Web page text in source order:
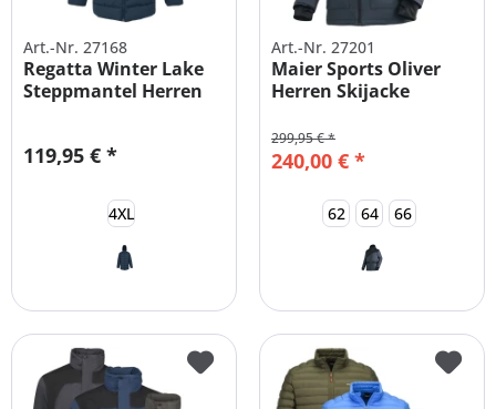
Art.-Nr. 27168
Regatta Winter Lake
Steppmantel Herren
119,95 € *
4XL
Art.-Nr. 27201
Maier Sports Oliver
Herren Skijacke
240,00 € *
299,95 € *
62 64 66